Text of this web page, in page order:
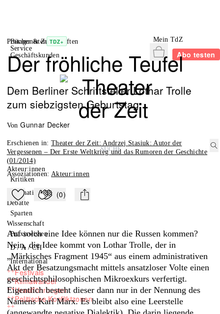
Bücher & Zeitschriften
Service
Geschäftskunden
Mein TdZ
Warenkorb
Abo testen
Akteur:innen
Kritiken
Dramatik
Debatte
Sparten
Wissenschaft
Praxiswissen
D / A / CH
International
++Festivals
++Klimawandel
++Uraufführungen
++Politische Konfliktzonen
++
Protagonisten TDZ+
Der fröhliche Teufel
Dem Berliner Schriftsteller Lothar Trolle
zum siebzigsten Geburtstag
von Gunnar Decker
Erschienen in:Theater der Zeit: Andrzej Stasiuk: Autor der
Vergessenen – Der Erste Weltkrieg und das Rumoren der Geschichte
(01/2014)
Assoziationen:Akteur:innen
Zu Mein-TdZ hinzufügen
Applaudieren
(0) mail
Auf solch eine Idee können nur die Russen kommen?
Nein, die Idee kommt von Lothar Trolle, der in
„Märkisches Fragment 1945“ aus einem administrativen
Akt der Besatzungsmacht mittels ansatzloser Volte einen
geschichtsphilosophischen Mikroexkurs verfertigt.
Eigentlich besteht dieser dann nur in der Nennung des
Namens Karl Marx. Es bleibt also eine Leerstelle